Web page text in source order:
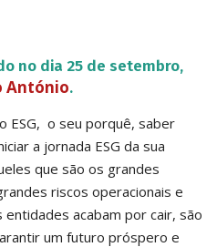
no dia 25 de setembro,
António.
ESG, o seu porquê, saber
a jornada ESG da sua
que são os grandes
riscos operacionais e
acabam por cair, são
um futuro próspero e